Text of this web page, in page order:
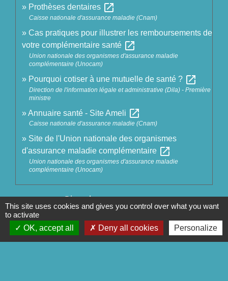
Prothèses dentaires open_in_new
Caisse nationale d'assurance maladie (Cnam)
Cas pratiques pour illustrer les remboursements de
votre complémentaire santé open_in_new
Union nationale des organismes d'assurance maladie
complémentaire (Unocam)
Pourquoi cotiser à une mutuelle de santé ? open_in_new
Direction de l'information légale et administrative (Dila) - Première
ministre
Annuaire santé - Site Ameli open_in_new
Caisse nationale d'assurance maladie (Cnam)
Site de l'Union nationale des organismes
d'assurance maladie complémentaire open_in_new
Union nationale des organismes d'assurance maladie
complémentaire (Unocam)
Signaler une erreur sur cette page
This site uses cookies and gives you control over what you want
to activate
OK, accept all
Deny all cookies Personalize